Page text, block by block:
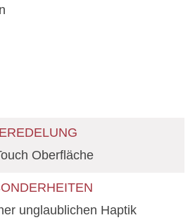
Oberfläche
unglaublichen Haptik